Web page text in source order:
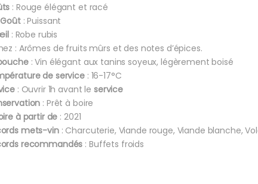
: Rouge élégant et racé
: Puissant
: Robe rubis
: Arômes de fruits mûrs et des notes d’épices.
: Vin élégant aux tanins soyeux, légèrement boisé
de service: 16-17°C
: Ouvrir 1h avant le service
: Prêt à boire
à partir de : 2021
mets-vin: Charcuterie, Viande rouge, Viande blanche,
recommandés : Buffets froids